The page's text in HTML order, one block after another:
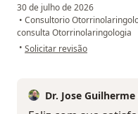
30 de julho de 2026
• Consultorio
consulta Otorrinolaringologia
• na opinião do utilizador
Solicitar revisão
Dr. Jose